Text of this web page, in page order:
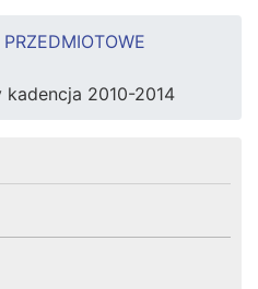
kadencja 2010-2014